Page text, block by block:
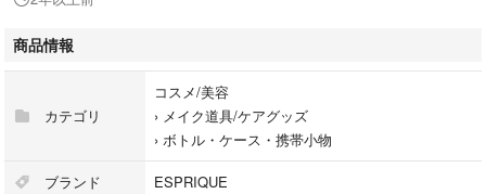
#コスメ/美容
#メイク道具/ケアグッズ
#ボトル・ケース・携帯小物
商品情報
カテゴリ
コスメ/美容
› メイク道具/ケアグッズ
› ボトル・ケース・携帯小物
ブランド ESPRIQUE